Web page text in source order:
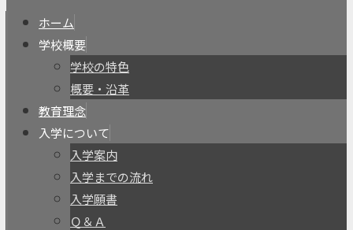
ホーム
学校概要
学校の特色
概要・沿革
教育理念
入学について
入学案内
入学までの流れ
入学願書
Ｑ＆Ａ